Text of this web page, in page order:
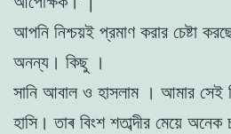
আপনি নিশ্চয়ই প্রমাণ করার চেষ্টা
অনন্য । কিছু ।
সানি আবাল ও হাসলাম । আমার সেই
হাসি।তাৰ বিংশ শতাব্দীর মেয়ে অনেক